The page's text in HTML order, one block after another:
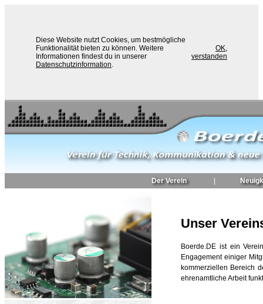
Diese Website nutzt Cookies, um bestmögliche
Funktionalität bieten zu können. Weitere
Informationen findest du in unserer
Datenschutzinformation.
OK,
verstanden
Der Verein
Unser
Boerde.DE ist ein
Engagement einiger
kommerziellen Bereich
ehrenamtliche Arbeit